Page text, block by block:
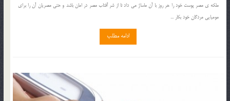
ملكه ي مصر پوست خود را هر روز با آن ماساژ مي داد تا از شر آفتاب مصر در امان باشد و حتي مصريان آن را براي
موميايي مردگان خود بكار ...
ادامه مطلب